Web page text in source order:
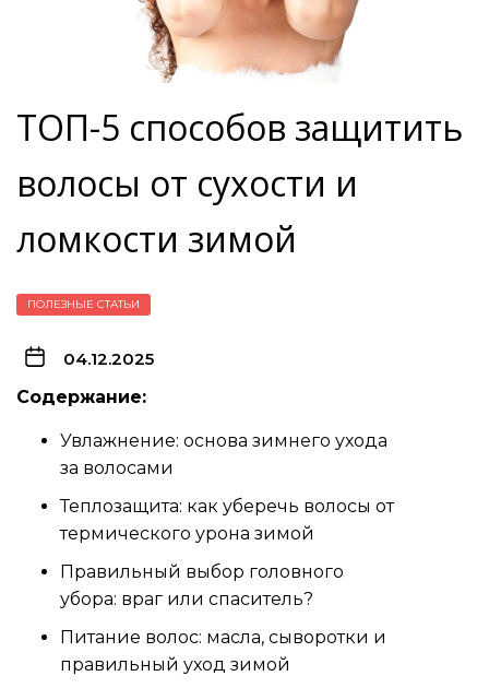
ТОП-5 способов защитить
волосы от сухости и
ломкости зимой
ПОЛЕЗНЫЕ СТАТЬИ
04.12.2025
Содержание:
Увлажнение: основа зимнего ухода
за волосами
Теплозащита: как уберечь волосы от
термического урона зимой
Правильный выбор головного
убора: враг или спаситель?
Питание волос: масла, сыворотки и
правильный уход зимой